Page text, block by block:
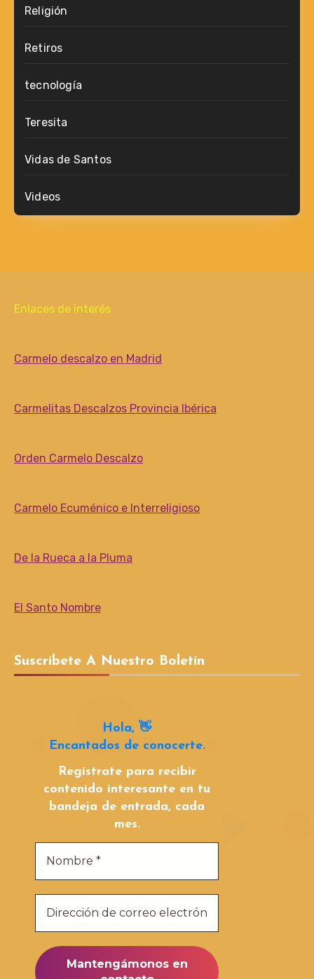
Religión
Retiros
tecnología
Teresita
Vidas de Santos
Videos
Enlaces de interés
Carmelo descalzo en Madrid
Carmelitas Descalzos Provincia Ibérica
Orden Carmelo Descalzo
Carmelo Ecuménico e Interreligioso
De la Rueca a la Pluma
El Santo Nombre
Suscríbete A Nuestro Boletín
Hola, 👋
Encantados de conocerte.
Regístrate para recibir
contenido interesante en tu
bandeja de entrada, cada
mes.